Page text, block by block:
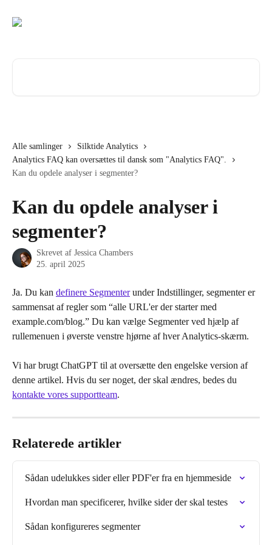
Alle samlinger
Silktide Analytics
Analytics FAQ kan oversættes til dansk som "Analytics FAQ".
Kan du opdele analyser i segmenter?
Kan du opdele analyser i
segmenter?
Skrevet af Jessica Chambers
25. april 2025
Ja. Du kan definere Segmenter under Indstillinger, segmenter er
sammensat af regler som “alle URL'er der starter med
example.com/blog.” Du kan vælge Segmenter ved hjælp af
rullemenuen i øverste venstre hjørne af hver Analytics-skærm.
Vi har brugt ChatGPT til at oversætte den engelske version af
denne artikel. Hvis du ser noget, der skal ændres, bedes du
kontakte vores supportteam.
Relaterede artikler
Sådan udelukkes sider eller PDF'er fra en hjemmeside
Hvordan man specificerer, hvilke sider der skal testes
Sådan konfigureres segmenter